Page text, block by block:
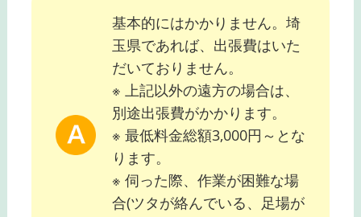
基本的にはかかりません。埼
玉県であれば、出張費はいた
だいておりません。
※ 上記以外の遠方の場合は、
別途出張費がかかります。
※ 最低料金総額3,000円～とな
ります。
※ 伺った際、作業が困難な場
合(ツタが絡んでいる、足場が